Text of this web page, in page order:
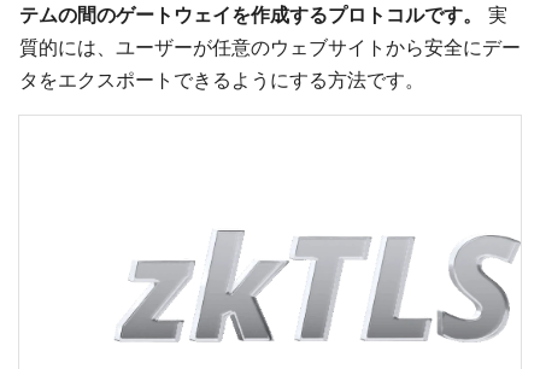
テムの間のゲートウェイを作成するプロトコルです。
実
質的には、ユーザーが任意のウェブサイトから安全にデー
タをエクスポートできるようにする方法です。